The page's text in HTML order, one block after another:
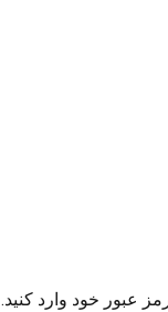
عبور خود وارد کنید.